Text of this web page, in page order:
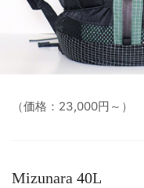
（価格：23,000円～）
Mizunara 40L